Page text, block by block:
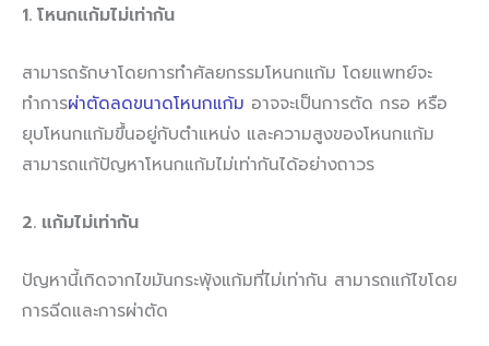
1. โหนกแก้มไม่เท่ากัน
สามารถรักษาโดยการทำศัลยกรรมโหนกแก้ม โดยแพทย์จะ
ทำการผ่าตัดลดขนาดโหนกแก้ม อาจจะเป็นการตัด กรอ หรือ
ยุบโหนกแก้มขึ้นอยู่กับตำแหน่ง และความสูงของโหนกแก้ม
สามารถแก้ปัญหาโหนกแก้มไม่เท่ากันได้อย่างถาวร
2. แก้มไม่เท่ากัน
ปัญหานี้เกิดจากไขมันกระพุ้งแก้มที่ไม่เท่ากัน สามารถแก้ไขโดย
การฉีดและการผ่าตัด